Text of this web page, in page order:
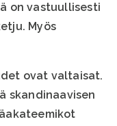
on vastuullisesti
Myös
ovat valtaisat.
skandinaavisen